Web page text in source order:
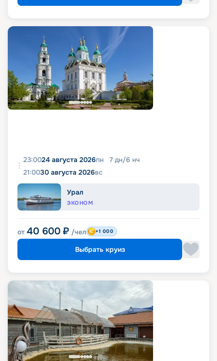
23:0024 августа 2026пн 7 дн/6 нч
21:0030 августа 2026вс
Урал
ЭКОНОМ
от 40 600 ₽ /чел +1 000
Выбрать круиз